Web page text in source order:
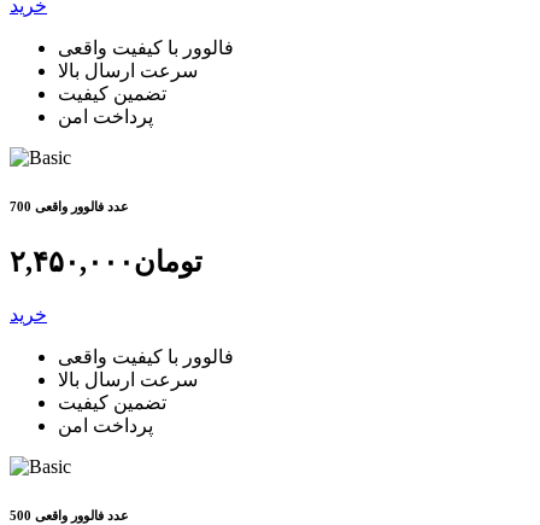
خرید
فالوور با کیفیت واقعی
سرعت ارسال بالا
تضمین کیفیت
پرداخت امن
700 عدد فالوور واقعی
۲,۴۵۰,۰۰۰تومان
خرید
فالوور با کیفیت واقعی
سرعت ارسال بالا
تضمین کیفیت
پرداخت امن
500 عدد فالوور واقعی